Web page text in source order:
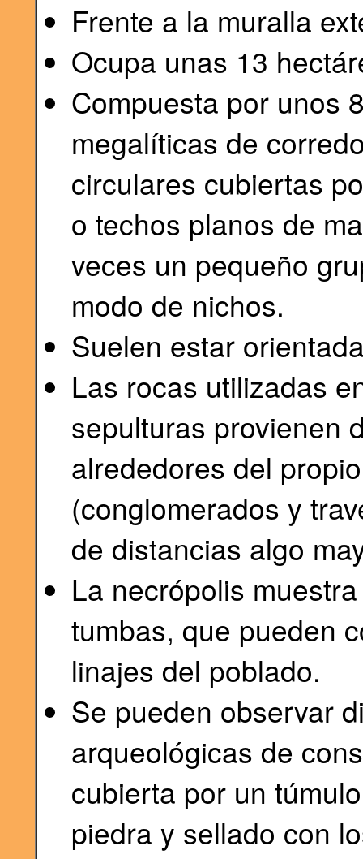
Frente a la muralla
Ocupa unas 13
Compuesta por unos
megalíticas de
circulares cubiertas
o techos planos de
veces un pequeño
modo de nichos.
Suelen estar
Las rocas utilizadas
sepulturas provienen
alrededores del
(conglomerados y
de distancias algo
La necrópolis
tumbas, que pueden
linajes del poblado.
Se pueden observar
arqueológicas de
cubierta por un
piedra y sellado con